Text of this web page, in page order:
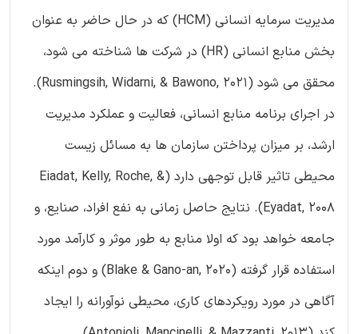
مدیریت سرمایه انسانی (HCM) که در حال حاضر به عنوان
بخش منابع انسانی (HR) در شرکت ها شناخته می شود،
محقق می شود (Rusmingsih, Widarni, & Bawono, 2021).
در اجرای برنامه منابع انسانی، فعالیت و عملکرد مدیریت
ارشد، بر میزان پرداختن سازمان ها به مسائل زیست
محیطی تاثیر قابل توجهی دارد (Eiadat, Kelly, Roche, &
Eyadat, 2008). نتایج حاصل زمانی به نفع افراد، صنایع، و
جامعه خواهد بود که اولا منابع به طور موثر و کارآمد مورد
استفاده قرار گرفته (Blake & Gano-an, 2020) و دوم اینکه
آگاهی در مورد رویکردهای کاری، محیطی نوآورانه را ایجاد